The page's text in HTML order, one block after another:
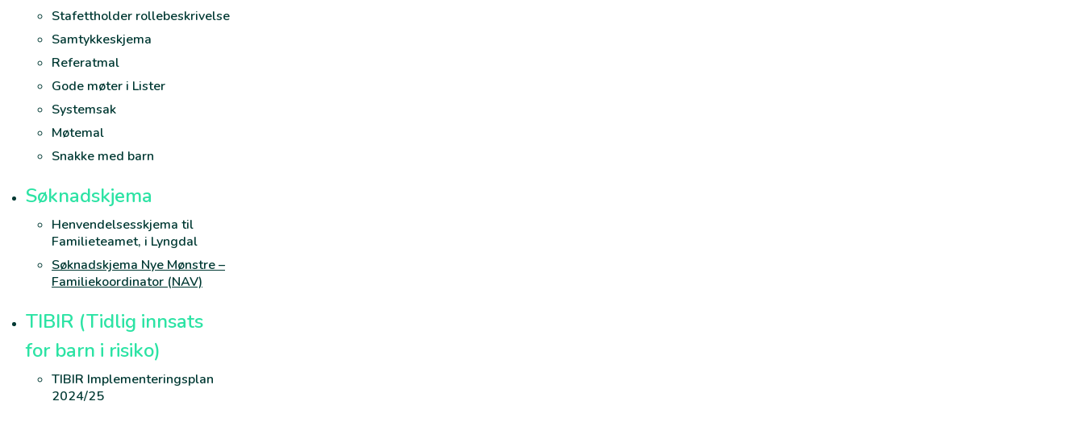
Stafettholder rollebeskrivelse
Samtykkeskjema
Referatmal
Gode møter i Lister
Systemsak
Møtemal
Snakke med barn
Søknadskjema
Henvendelsesskjema til
Familieteamet, i Lyngdal
Søknadskjema Nye Mønstre –
Familiekoordinator (NAV)
TIBIR (Tidlig innsats
for barn i risiko)
TIBIR Implementeringsplan
2024/25